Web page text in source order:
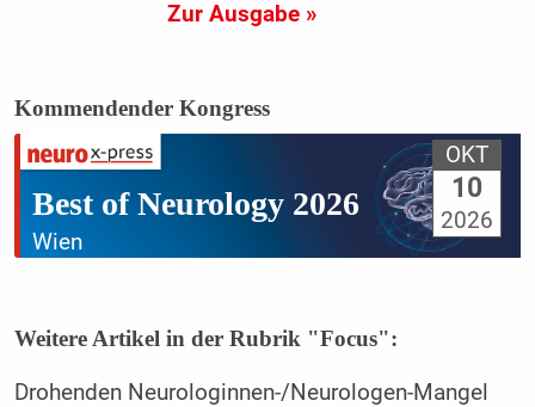
Zur Ausgabe »
Kommendender Kongress
Best of Neurology 2026
Wien
OKT
10
2026
Weitere Artikel in der Rubrik "Focus":
Drohenden Neurologinnen-/Neurologen-Mangel